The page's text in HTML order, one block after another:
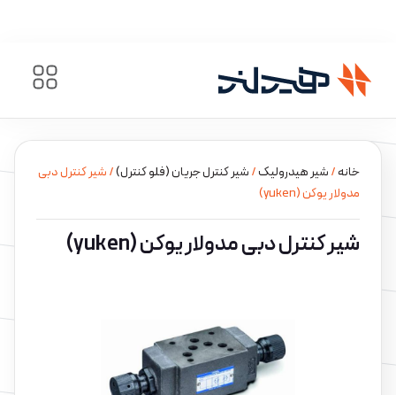
خانه/شیر هیدرولیک/شیر کنترل جریان (فلو کنترل)/ شیر کنترل دبی
مدولار یوکن (yuken)
شیر کنترل دبی مدولار یوکن (yuken)